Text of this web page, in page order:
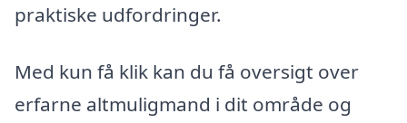
praktiske udfordringer.
Med kun få klik kan du få oversigt over
erfarne altmuligmand i dit område og